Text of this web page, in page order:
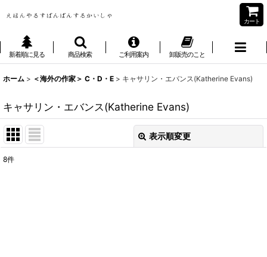
カート
新着順に見る 商品検索 ご利用案内 卸販売のこと
ホーム > ＜海外の作家＞ C・D・E > キャサリン・エバンス(Katherine Evans)
キャサリン・エバンス(Katherine Evans)
表示順変更
8件